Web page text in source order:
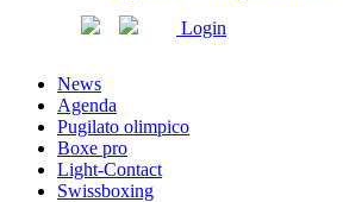
Login
News
Agenda
Pugilato olimpico
Boxe pro
Light-Contact
Swissboxing